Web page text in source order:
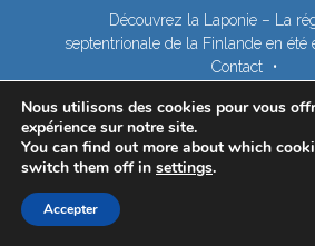
Découvrez la Laponie – La
septentrionale de la Finlande en été
Contact
plans locaux
Subscribe to our Newsletter
Nous utilisons des cookies pour vous
expérience sur notre site.
You can find out more about which
switch them off in settings.
Accepter